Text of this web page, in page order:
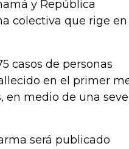
y República
colectiva que rige en
casos de personas
en el primer
en medio de una
será publicado